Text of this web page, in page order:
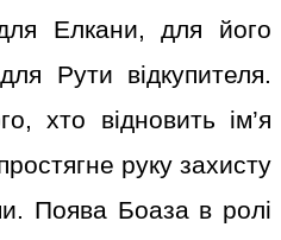
Елкани, для його
Рути відкупителя.
хто відновить ім’я
руку захисту
Поява Боаза в ролі